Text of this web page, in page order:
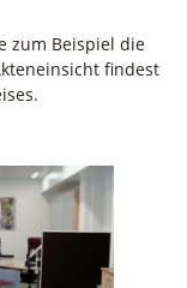
zum Beispiel die
findest